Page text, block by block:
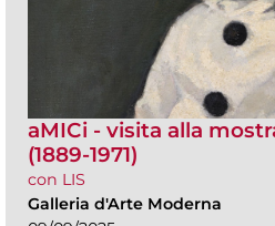
aMICi - visita alla
(1889-1971)
con LIS
Galleria d'Arte Moderna